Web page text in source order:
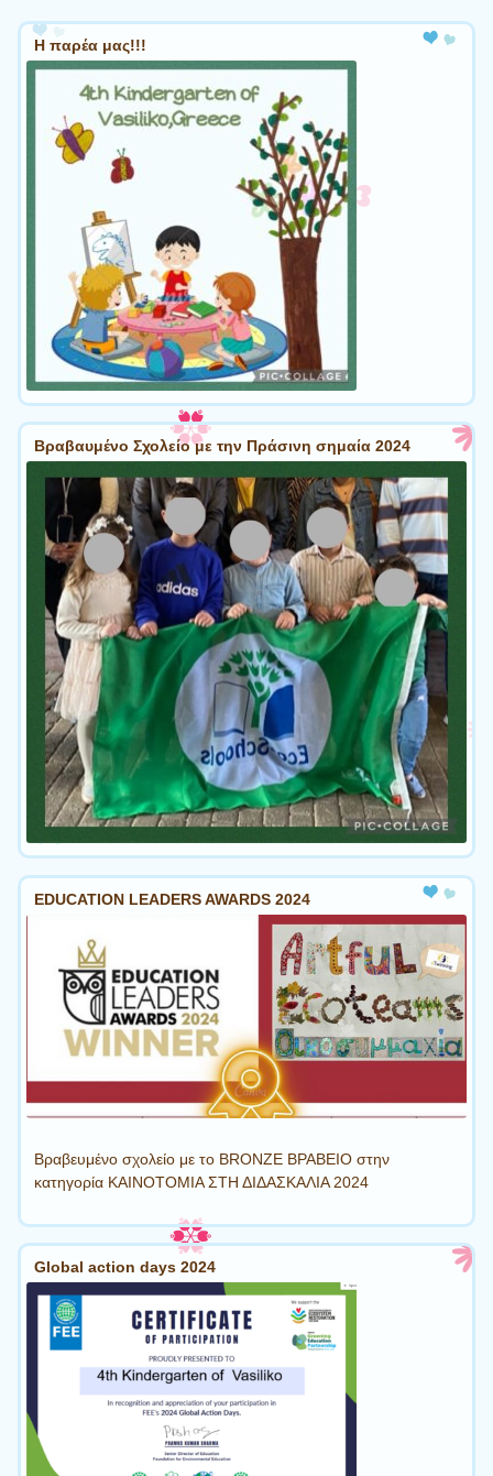
Η παρέα μας!!!
Βραβαυμένο Σχολείο με την Πράσινη σημαία 2024
EDUCATION LEADERS AWARDS 2024
Βραβευμένο σχολείο με το BRONZE ΒΡΑΒΕΙΟ στην
κατηγορία ΚΑΙΝΟΤΟΜΙΑ ΣΤΗ ΔΙΔΑΣΚΑΛΙΑ 2024
Global action days 2024